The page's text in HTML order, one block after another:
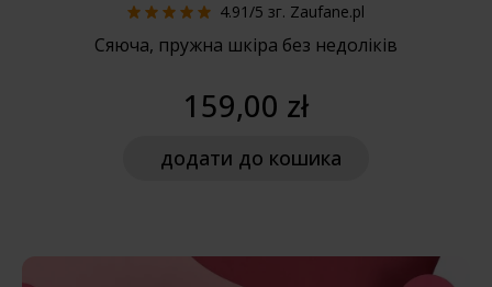
4.91/5 зг. Zaufane.pl
Сяюча, пружна шкіра без недоліків
159,00 zł
додати до кошика